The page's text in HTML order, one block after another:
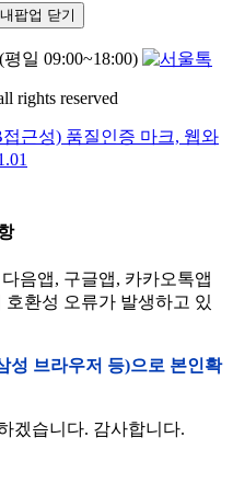
팝업 닫기
(평일 09:00~18:00)
rights reserved
음앱, 구글앱, 카카오톡앱
환성 오류가 발생하고 있
성 브라우저 등)으로 본인확
겠습니다. 감사합니다.